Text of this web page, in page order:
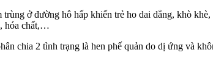
ở đường hô hấp khiến trẻ ho dai dẳng, khò
hóa chất,…
chia 2 tình trạng là hen phế quản do dị ứng và